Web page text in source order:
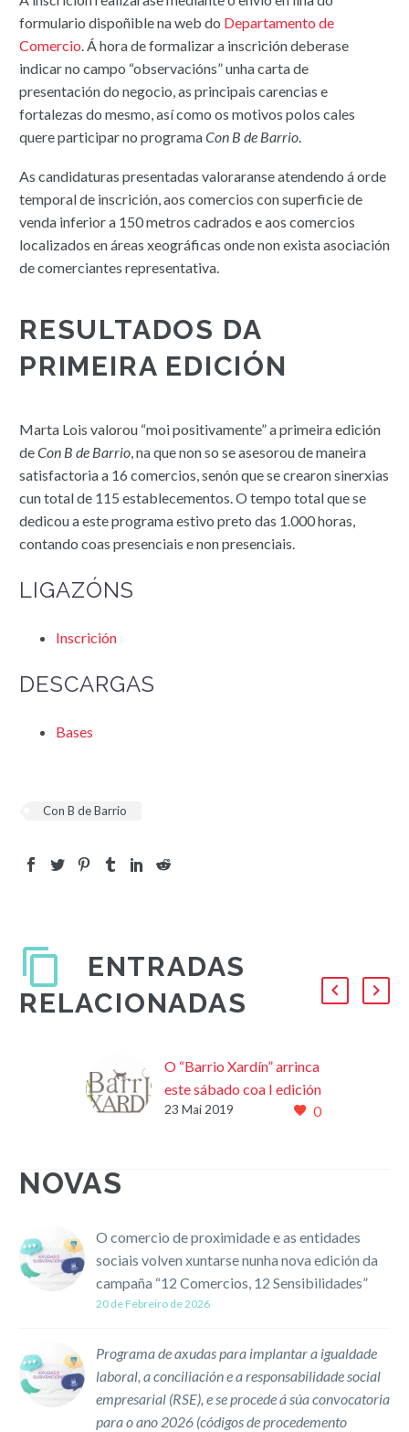
formulario dispoñible na web do Departamento de
Comercio. Á hora de formalizar a inscrición deberase
indicar no campo “observacións” unha carta de
presentación do negocio, as principais carencias e
fortalezas do mesmo, así como os motivos polos cales
quere participar no programaCon B de Barrio.
As candidaturas presentadas valoraranse atendendo á orde
temporal de inscrición, aos comercios con superficie de
venda inferior a 150 metros cadrados e aos comercios
localizados en áreas xeográficas onde non exista asociación
de comerciantes representativa.
RESULTADOS DA
PRIMEIRA EDICIÓN
Marta Lois valorou “moi positivamente” a primeira edición
deCon B de Barrio , na que non so se asesorou de maneira
satisfactoria a 16 comercios, senón que se crearon sinerxias
cun total de 115 establecementos. O tempo total que se
dedicou a este programa estivo preto das 1.000 horas,
contando coas presenciais e non presenciais.
LIGAZÓNS
Inscrición
DESCARGAS
Bases
Con B de Barrio
ENTRADAS
RELACIONADAS
O “Barrio Xardín” arrinca
este sábado coa I edición
do Mercado das Flores
entre as…
0
23 Mai 2019
NOVAS
O comercio de proximidade e as entidades
sociais volven xuntarse nunha nova edición da
campaña “12 Comercios, 12 Sensibilidades”
20 de Febreiro de 2026
Programa de axudas para implantar a igualdade
laboral, a conciliación e a responsabilidade social
empresarial (RSE), e se procede á súa convocatoria
para o ano 2026 (códigos de procedemento